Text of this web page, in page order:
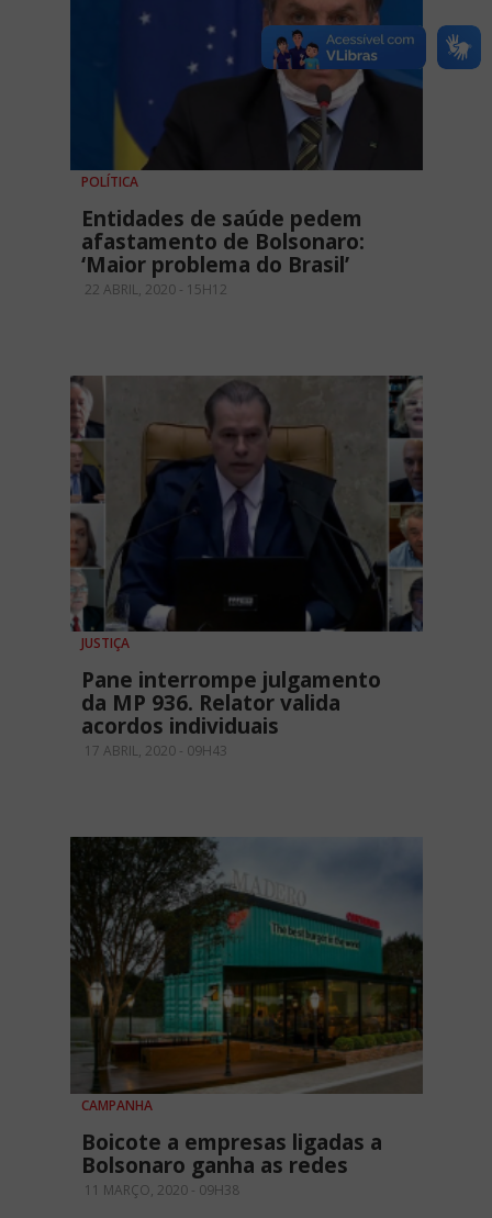
POLÍTICA
Entidades de saúde pedem
afastamento de Bolsonaro:
‘Maior problema do Brasil’
22 ABRIL, 2020 - 15H12
JUSTIÇA
Pane interrompe julgamento
da MP 936. Relator valida
acordos individuais
17 ABRIL, 2020 - 09H43
CAMPANHA
Boicote a empresas ligadas a
Bolsonaro ganha as redes
11 MARÇO, 2020 - 09H38